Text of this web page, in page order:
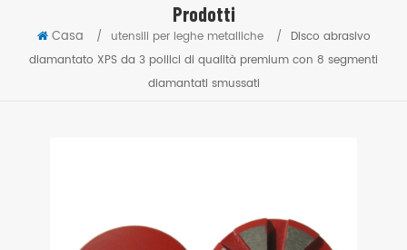
Prodotti
Casa / utensili per leghe metalliche /
Disco abrasivo
diamantato XPS da 3 pollici di qualità premium con 8 segmenti
diamantati smussati